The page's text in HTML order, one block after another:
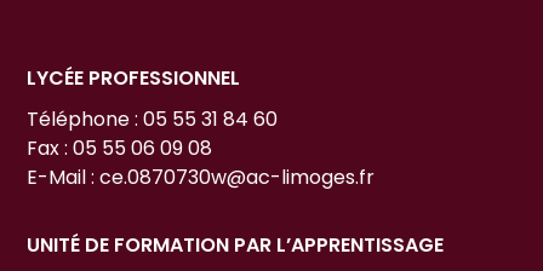
LYCÉE PROFESSIONNEL
Téléphone : 05 55 31 84 60
Fax : 05 55 06 09 08
E-Mail : ce.0870730w@ac-limoges.fr
UNITÉ DE FORMATION PAR L’APPRENTISSAGE